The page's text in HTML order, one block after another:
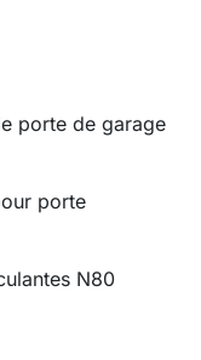
porte de garage
porte
N80